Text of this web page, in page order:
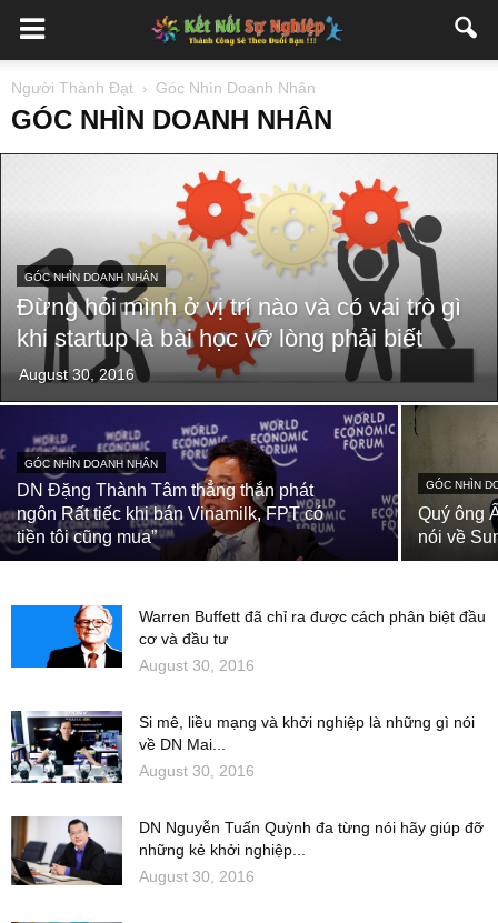
Người Thành Đạt Góc Nhìn Doanh Nhân
GÓC NHÌN DOANH NHÂN
GÓC NHÌN DOANH NHÂN
Đừng hỏi mình ở vị trí nào và có vai trò gì
khi startup là bài học vỡ lòng phải biết
August 30, 2016
GÓC NHÌN DOANH NHÂN
DN Đặng Thành Tâm thẳng thắn phát
ngôn Rất tiếc khi bán Vinamilk, FPT có
tiền tôi cũng mua”
GÓC NHÌN
Quý ông
nói về
Warren Buffett đã chỉ ra được cách phân biệt đầu
cơ và đầu tư
August 30, 2016
Si mê, liều mạng và khởi nghiệp là những gì nói
về DN Mai...
August 30, 2016
DN Nguyễn Tuấn Quỳnh đa từng nói hãy giúp đỡ
những kẻ khởi nghiệp...
August 30, 2016